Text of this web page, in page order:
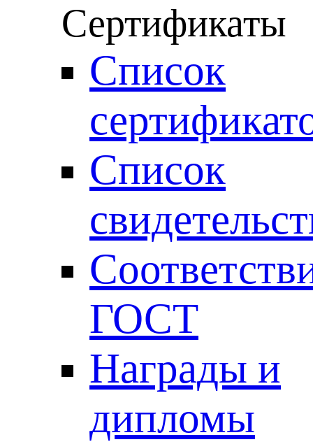
Сертификаты
Список
Список
ГОСТ
Награды и
дипломы